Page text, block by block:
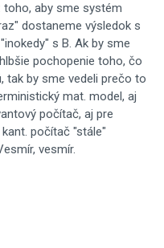
aby sme systém
dostaneme výsledok s
s B. Ak by sme
pochopenie toho, čo
tak by sme vedeli prečo to
mat. model, aj
počítač, aj pre
počítač "stále"
vesmír.